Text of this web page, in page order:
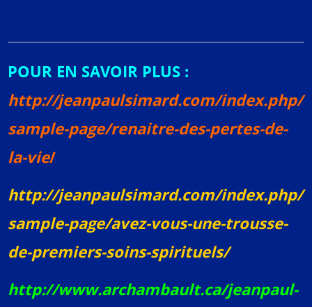
POUR EN SAVOIR PLUS :
http://jeanpaulsimard.com/index.php/
sample-page/renaitre-des-pertes-de-
la-vie/
http://jeanpaulsimard.com/index.php/
sample-page/avez-vous-une-trousse-
de-premiers-soins-spirituels/
http://www.archambault.ca/jeanpaul-